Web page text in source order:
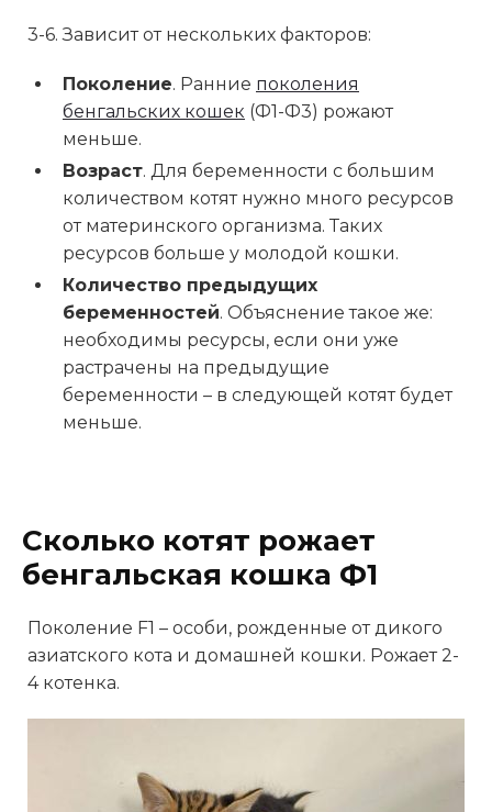
3-6. Зависит от нескольких факторов:
Поколение. Ранние поколения
бенгальских кошек (Ф1-Ф3) рожают
меньше.
Возраст. Для беременности с большим
количеством котят нужно много ресурсов
от материнского организма. Таких
ресурсов больше у молодой кошки.
Количество предыдущих
беременностей. Объяснение такое же:
необходимы ресурсы, если они уже
растрачены на предыдущие
беременности – в следующей котят будет
меньше.
Сколько котят рожает
бенгальская кошка Ф1
Поколение F1 – особи, рожденные от дикого
азиатского кота и домашней кошки. Рожает 2-
4 котенка.